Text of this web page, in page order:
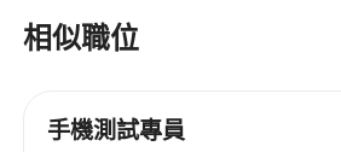
對接MIT CSAIL、中科院等頂尖
等前沿領域。
相似職位
手機測試專員